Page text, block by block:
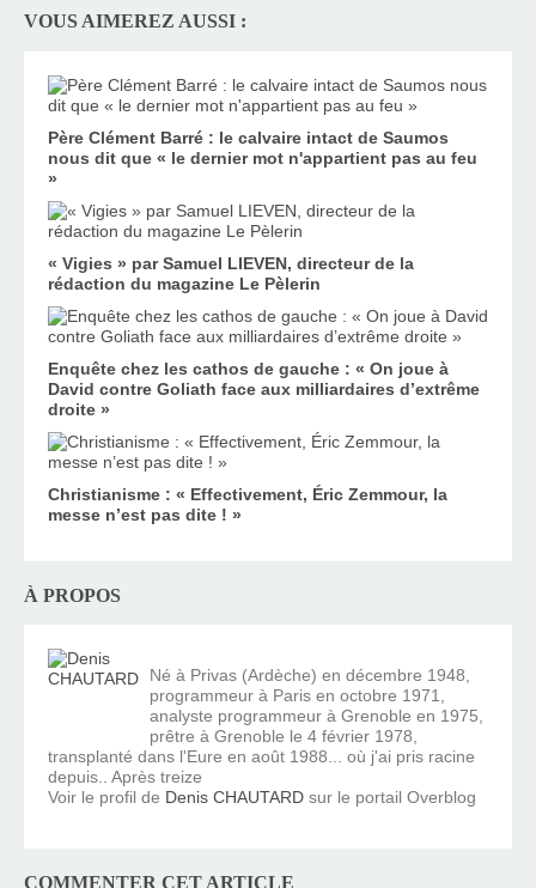
VOUS AIMEREZ AUSSI :
Père Clément Barré : le calvaire intact de Saumos
nous dit que « le dernier mot n'appartient pas au feu
»
« Vigies » par Samuel LIEVEN, directeur de la
rédaction du magazine Le Pèlerin
Enquête chez les cathos de gauche : « On joue à
David contre Goliath face aux milliardaires d’extrême
droite »
Christianisme : « Effectivement, Éric Zemmour, la
messe n’est pas dite ! »
À PROPOS
Né à Privas (Ardèche) en décembre 1948,
programmeur à Paris en octobre 1971,
analyste programmeur à Grenoble en 1975,
prêtre à Grenoble le 4 février 1978,
transplanté dans l'Eure en août 1988... où j'ai pris racine
depuis.. Après treize
Voir le profil de Denis CHAUTARD sur le portail Overblog
COMMENTER CET ARTICLE